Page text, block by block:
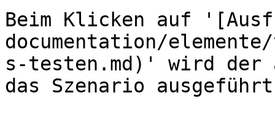
Beim Klicken auf
documentation/
s-testen.md)' wird der
das Szenario